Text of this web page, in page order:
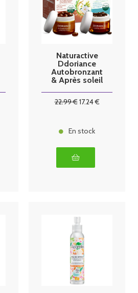
Naturactive
Ddoriance
Autobronzant
& Après soleil
22.99€17.24€
En stock